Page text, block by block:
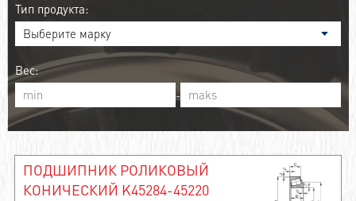
Тип продукта:
Вес:
-
ПОДШИПНИК РОЛИКОВЫЙ
КОНИЧЕСКИЙ K45284-45220